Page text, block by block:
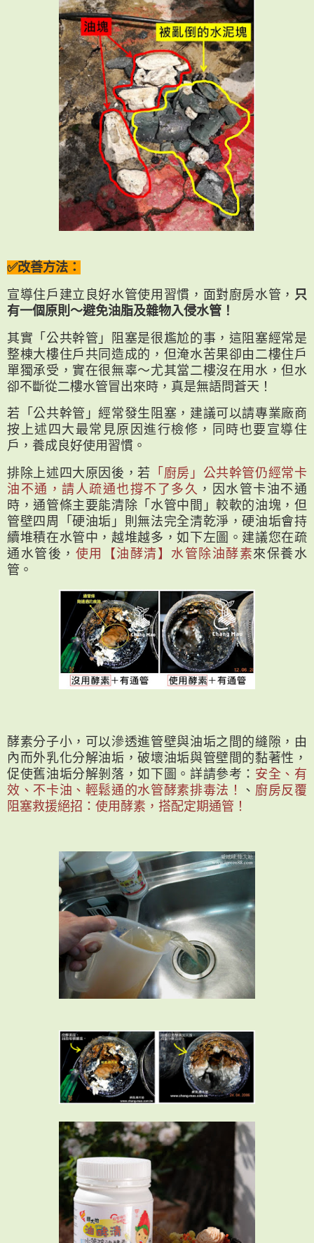
✅改善方法：
宣導住戶建立良好水管使用習慣，面對廚房水管， 只
有一個原則～避免油脂及雜物入侵水管！
其實「公共幹管」阻塞是很尷尬的事，這阻塞經常是
整棟大樓住戶共同造成的，但淹水苦果卻由二樓住戶
單獨承受，實在很無辜～尤其當二樓沒在用水，但水
卻不斷從二樓水管冒出來時，真是無語問蒼天！
若「公共幹管」經常發生阻塞，建議可以請專業廠商
按上述四大最常見原因進行檢修，同時也要宣導住
戶，養成良好使用習慣。
排除上述四大原因後，若 「廚房」公共幹管仍經常卡
油不通，請人疏通也撐不了多久 ，因⽔管卡油不通
時，通管條主要能清除「水管中間」較軟的油塊，但
管壁四周「硬油垢」則無法完全清乾淨，硬油垢會持
續堆積在⽔管中，越堆越多，如下左圖。建議您在疏
通水管後， 使用【油酵清】水管除油酵素來保養水
管。
酵素分子小，可以滲透進管壁與油垢之間的縫隙，由
內而外乳化分解油垢，破壞油垢與管壁間的黏著性，
促使舊油垢分解剝落，如下圖。詳請參考： 安全、有
效、不卡油、輕鬆通的水管酵素排毒法！
、 廚房反覆
阻塞救援絕招：使用酵素，搭配定期通管！